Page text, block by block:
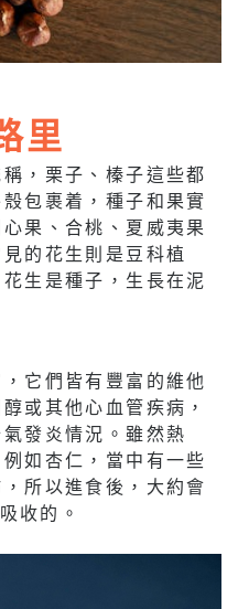
里
，栗子、榛子這些都
包裹着，種子和果實
果、合桃、夏威夷果
的花生則是豆科植
生是種子，生長在泥
它們皆有豐富的維他
或其他心血管疾病，
發炎情況。雖然熱
如杏仁，當中有一些
所以進食後，大約會
收的。